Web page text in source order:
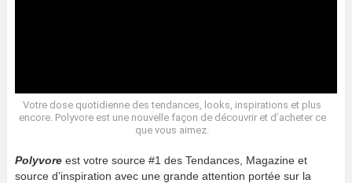
Votre dose quotidienne des tendances, looks, inspirations et plus
encore. Polyvore est une nouvelle façon de découvrir et d’acheter ce
que vous aimez.
Polyvore est votre source #1 des Tendances, Magazine et
source d’inspiration avec une grande attention portée sur la